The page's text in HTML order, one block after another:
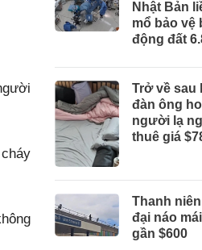
Nhật Bản
mổ bảo vệ
động đất
Trở về sau
đàn ông
người lạ
thuê giá
Thanh
đại náo
gần $600